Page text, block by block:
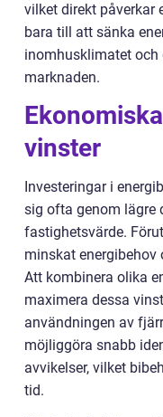
vilket direkt påverkar
bara till att sänka
inomhusklimatet
marknaden.
vinster
Investeringar i
sig ofta genom lägre
fastighetsvärde.
minskat energibehov
Att kombinera olika
maximera dessa
användningen av
möjliggöra snabb
avvikelser, vilket
tid.